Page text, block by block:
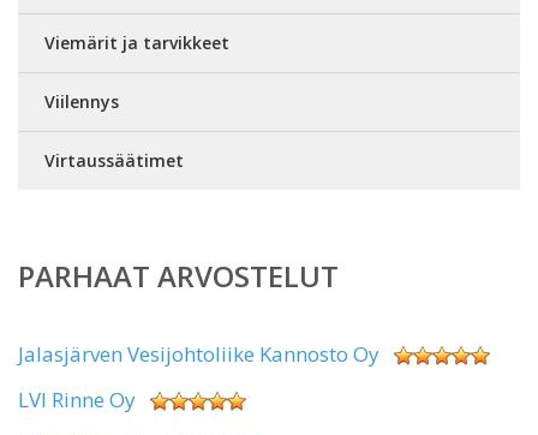
Viemärit ja tarvikkeet
Viilennys
Virtaussäätimet
PARHAAT ARVOSTELUT
Jalasjärven Vesijohtoliike Kannosto Oy
LVI Rinne Oy